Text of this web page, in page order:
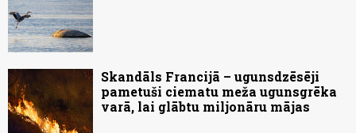
Skandāls Francijā – ugunsdzēsēji
pametuši ciematu meža ugunsgrēka
varā, lai glābtu miljonāru mājas